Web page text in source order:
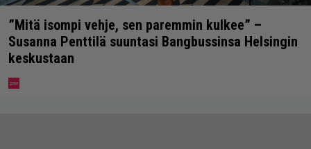
”Mitä isompi vehje, sen paremmin kulkee” –
Susanna Penttilä suuntasi Bangbussinsa Helsingin
keskustaan